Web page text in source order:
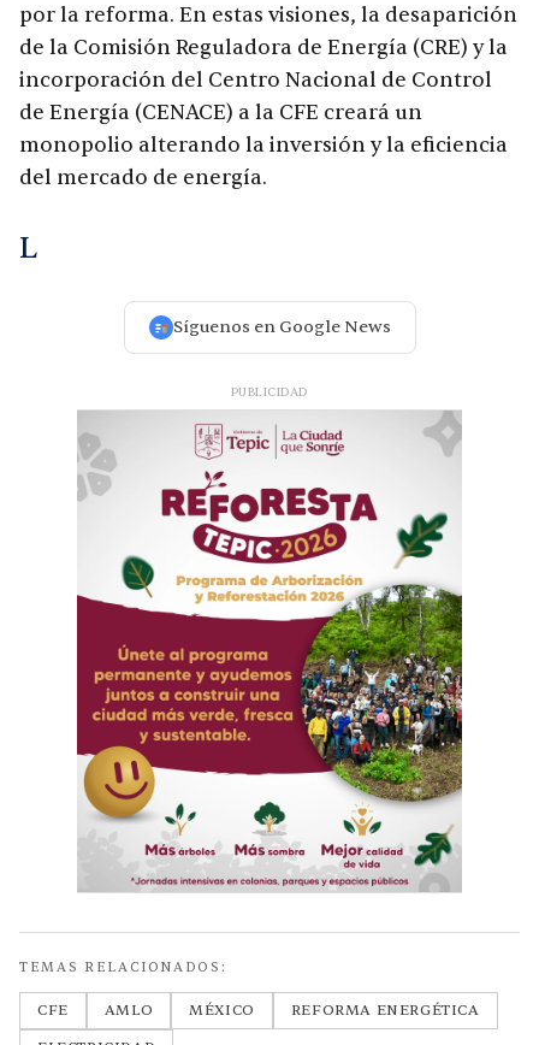
por la reforma. En estas visiones, la desaparición
de la Comisión Reguladora de Energía (CRE) y la
incorporación del Centro Nacional de Control
de Energía (CENACE) a la CFE creará un
monopolio alterando la inversión y la eficiencia
del mercado de energía.
L
Síguenos en Google News
PUBLICIDAD
TEMAS RELACIONADOS:
CFE AMLO MÉXICO
REFORMA ENERGÉTICA